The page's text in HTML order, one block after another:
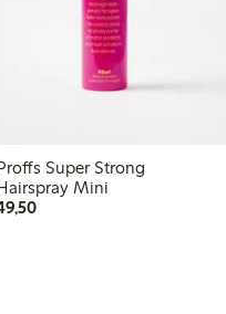
Super Strong
Mini
49,50 kr